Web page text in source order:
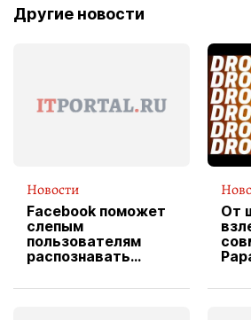
Другие новости
Новости
Facebook поможет
слепым
пользователям
распознавать
От